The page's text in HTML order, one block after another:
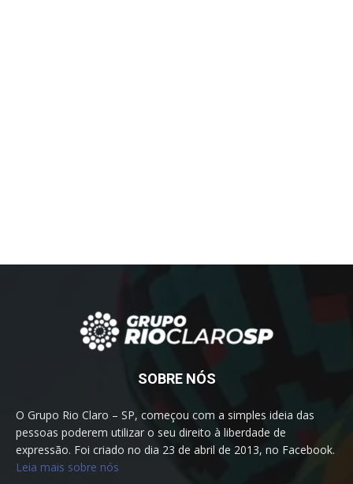
SOBRE NÓS
O Grupo Rio Claro – SP, começou com a simples ideia das
pessoas poderem utilizar o seu direito à liberdade de
expressão. Foi criado no dia 23 de abril de 2013, no Facebook.
Leia mais sobre nós